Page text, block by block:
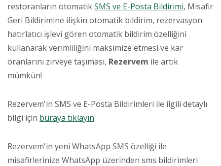
restoranların otomatikSMS ve E-Posta Bildirimi, Misafir
Geri Bildirimine ilişkin otomatik bildirim, rezervasyon
hatırlatıcı işlevi gören otomatik bildirim özelliğini
kullanarak verimliliğini maksimize etmesi ve kar
oranlarını zirveye taşıması, Rezervem ile artık
mümkün!
Rezervem'in SMS ve E-Posta Bildirimleri ile ilgili detaylı
bilgi için buraya tıklayın.
Rezervem'in yeni WhatsApp SMS özelliği ile
misafirlerinize WhatsApp üzerinden sms bildirimleri